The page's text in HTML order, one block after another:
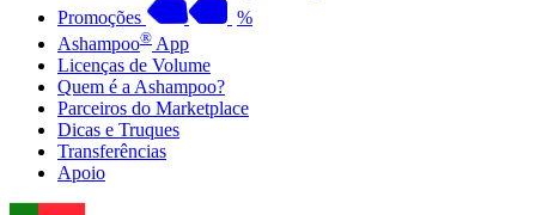
Promoções
%
Ashampoo® App
Licenças de Volume
Quem é a Ashampoo?
Parceiros do Marketplace
Dicas e Truques
Transferências
Apoio